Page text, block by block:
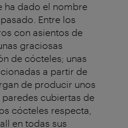
ha dado el nombre
Entre los
con asientos de
graciosas
de cócteles; unas
a partir de
de producir unos
cubiertas de
cócteles respecta,
en todas sus